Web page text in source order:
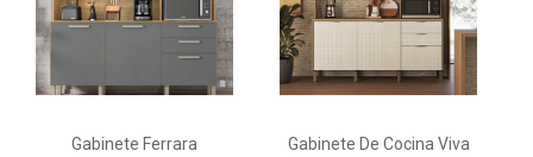
Gabinete Ferrara
Gabinete De Cocina Viva